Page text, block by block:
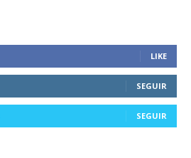
LIKE
SEGUIR
SEGUIR